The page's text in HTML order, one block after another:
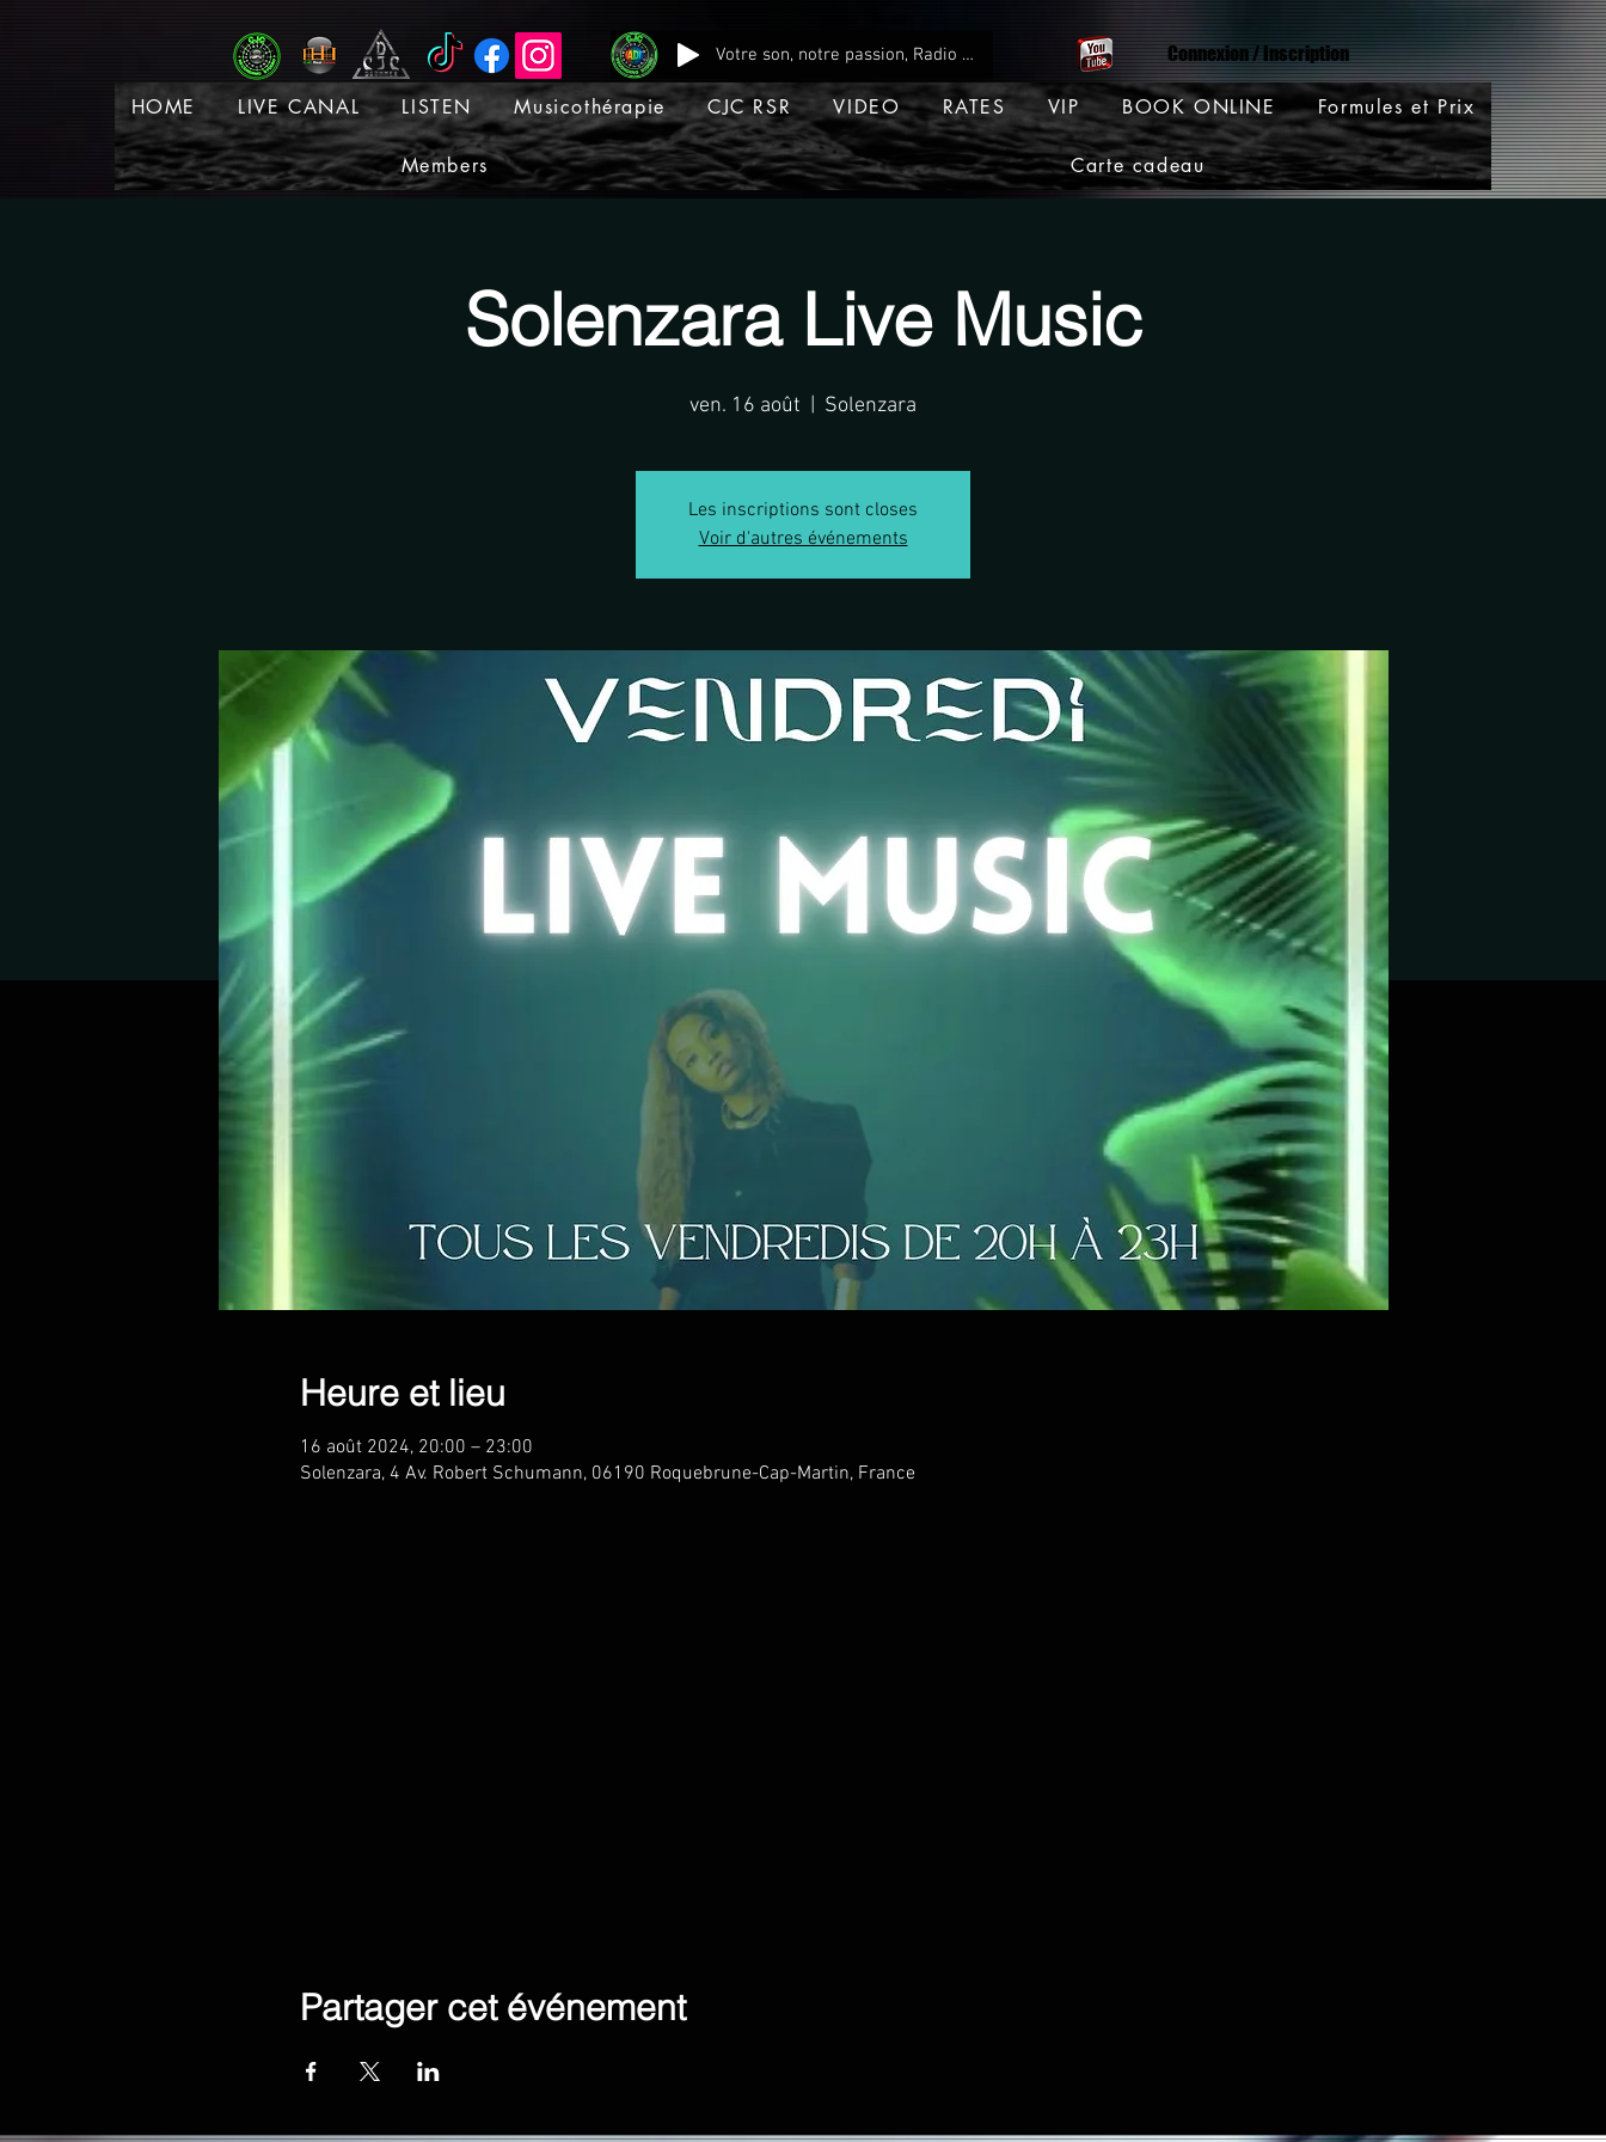
Votre son, notre passion, Radio CJC Recording Studio , là où chaque note prend vie ! Connexion / Inscription
HOME LIVE CANAL LISTEN Musicothérapie CJC RSR VIDEO RATES VIP BOOK ONLINE Formules et Prix
Members Carte cadeau
Solenzara Live Music
ven. 16 août Solenzara
Les inscriptions sont closes
Voir d'autres événements
Heure et lieu
16 août 2024, 20:00 – 23:00
Solenzara, 4 Av. Robert Schumann, 06190 Roquebrune-Cap-Martin, France
Partager cet événement